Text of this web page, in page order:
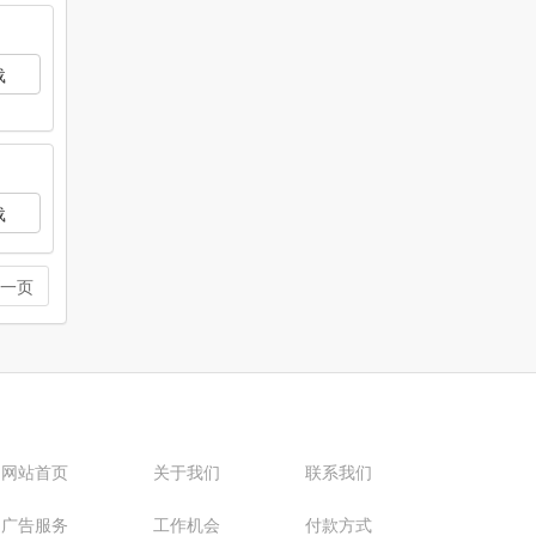
页
网站首页 关于我们 联系我们
广告服务 工作机会 付款方式